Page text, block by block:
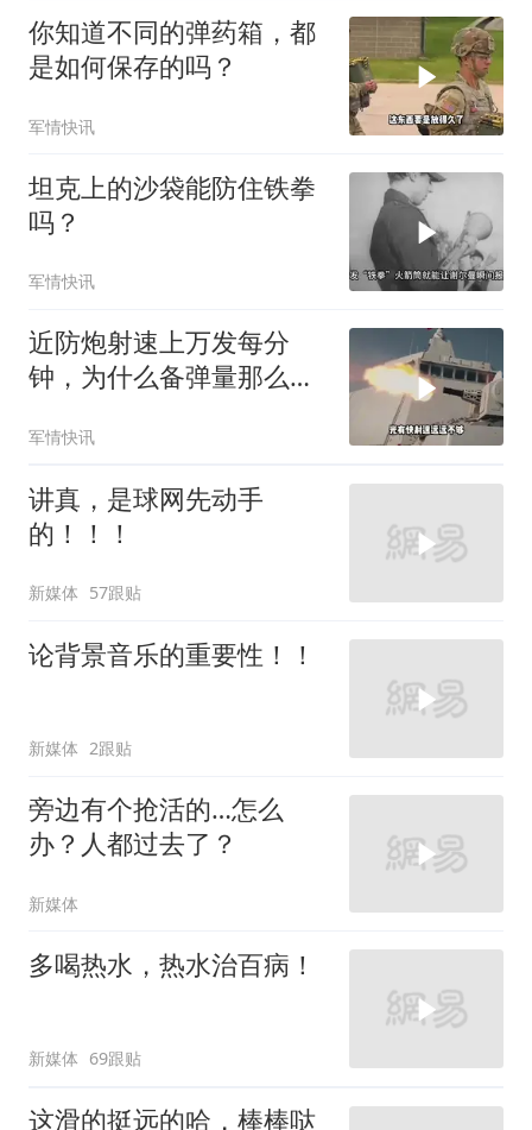
你知道不同的弹药箱，都
是如何保存的吗？
军情快讯
坦克上的沙袋能防住铁拳
吗？
军情快讯
近防炮射速上万发每分
钟，为什么备弹量那么
军情快讯
讲真，是球网先动手
的！！！
新媒体 57跟贴
论背景音乐的重要性！！
新媒体 2跟贴
旁边有个抢活的…怎么
办？人都过去了？
新媒体
多喝热水，热水治百病！
新媒体 69跟贴
这滑的挺远的哈，棒棒哒